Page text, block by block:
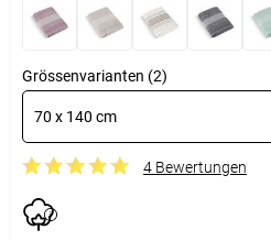
Grössenvarianten (2)
70 x 140 cm
4 Bewertungen